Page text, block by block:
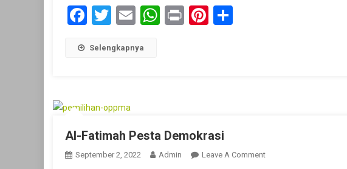
Facebook
Twitter
EmailWhatsApp
PrintPinterest
Selengkapnya
Al-Fatimah Pesta Demokrasi
September 2, 2022 Admin Leave A CommentOn